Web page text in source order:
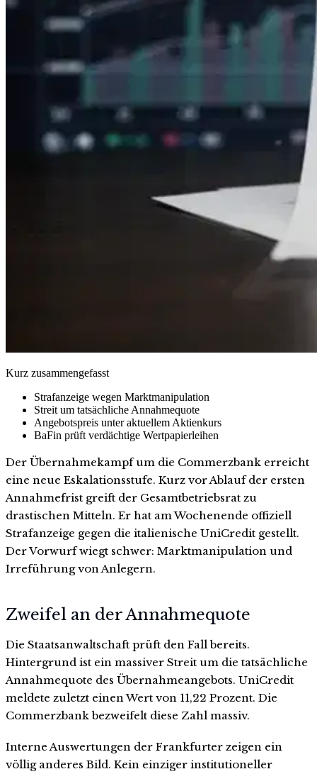
Kurz zusammengefasst
Strafanzeige wegen Marktmanipulation
Streit um tatsächliche Annahmequote
Angebotspreis unter aktuellem Aktienkurs
BaFin prüft verdächtige Wertpapierleihen
Der Übernahmekampf um die Commerzbank erreicht
eine neue Eskalationsstufe. Kurz vor Ablauf der ersten
Annahmefrist greift der Gesamtbetriebsrat zu
drastischen Mitteln. Er hat am Wochenende offiziell
Strafanzeige gegen die italienische UniCredit gestellt.
Der Vorwurf wiegt schwer: Marktmanipulation und
Irreführung von Anlegern.
Zweifel an der Annahmequote
Die Staatsanwaltschaft prüft den Fall bereits.
Hintergrund ist ein massiver Streit um die tatsächliche
Annahmequote des Übernahmeangebots. UniCredit
meldete zuletzt einen Wert von 11,22 Prozent. Die
Commerzbank bezweifelt diese Zahl massiv.
Interne Auswertungen der Frankfurter zeigen ein
völlig anderes Bild. Kein einziger institutioneller